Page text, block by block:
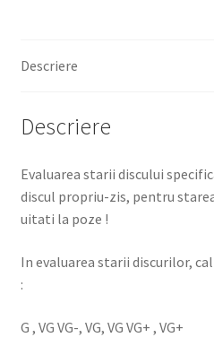
Descriere
Descriere
Evaluarea starii discului
discul propriu-zis, pentru
uitati la poze !
In evaluarea starii discurilor,
:
G , VG VG-, VG, VG VG+ , VG+